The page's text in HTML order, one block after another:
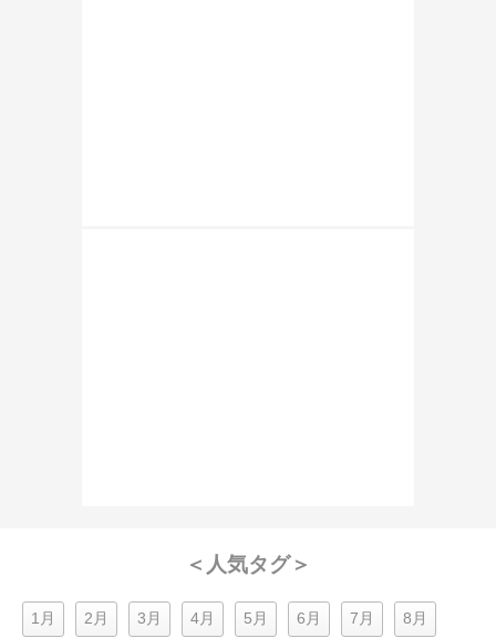
＜人気タグ＞
1月 2月 3月 4月 5月 6月 7月 8月